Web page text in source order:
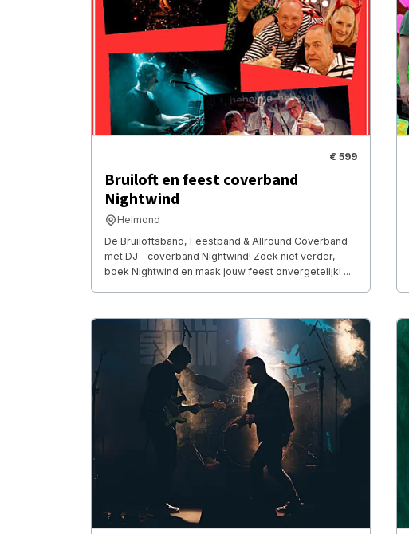
€ 599
Bruiloft en feest coverband
Nightwind
Helmond
De Bruiloftsband, Feestband & Allround Coverband
met DJ – coverband Nightwind! Zoek niet verder,
boek Nightwind en maak jouw feest onvergetelijk! ...